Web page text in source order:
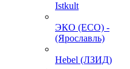
Istkult
ЭКО (ECO) -
(Ярославль)
Hebel (ЛЗИД)